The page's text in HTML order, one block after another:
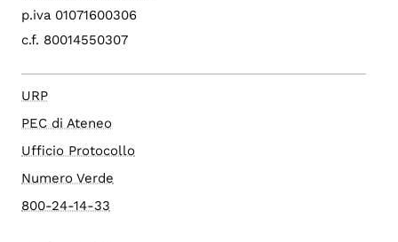
p.iva 01071600306
c.f. 80014550307
URP
PEC di Ateneo
Ufficio Protocollo
Numero Verde
800-24-14-33